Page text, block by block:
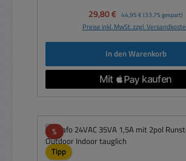
Verkaufspreis:
29,80 € Regulärer Preis:
44,95 € (33.7% gespart)
Preise inkl. MwSt. zzgl.
In den Warenkorb
%Rabatt
Tipp